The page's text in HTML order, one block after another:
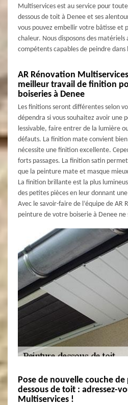
Multiservices est au service pour
dessous de toit à Denee et ses
vous pouvez embellir votre bâtisse et
chaleur. Nous disposons des
compétents capables de peindre dans
AR Rénovation
meilleur travail de finition
boiseries à Denee
Les finitions seront différentes selon
dépendra si vous souhaitez avoir une
lessivable, faire entrer de la lumière
défauts. La finition mate convient
nécessite une finition excellente.
forts passages. La finition satin
que la peinture mate et masque
La finition brillante est la plus
des petites pièces en leur donnant
Avec le savoir-faire de l’équipe de AR
peinture de votre boiserie à Denee
Pose de nouvelle couche
dessous de toit : adressez-
Multiservices !